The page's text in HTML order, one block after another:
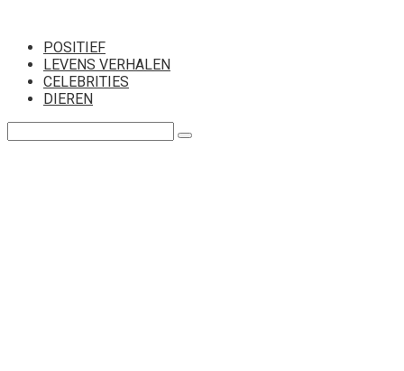
контентуPOSITIEF
LEVENS VERHALEN
CELEBRITIES
DIEREN